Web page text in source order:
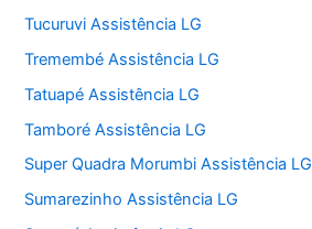
Tucuruvi Assistência LG
Tremembé Assistência LG
Tatuapé Assistência LG
Tamboré Assistência LG
Super Quadra Morumbi Assistência LG
Sumarezinho Assistência LG